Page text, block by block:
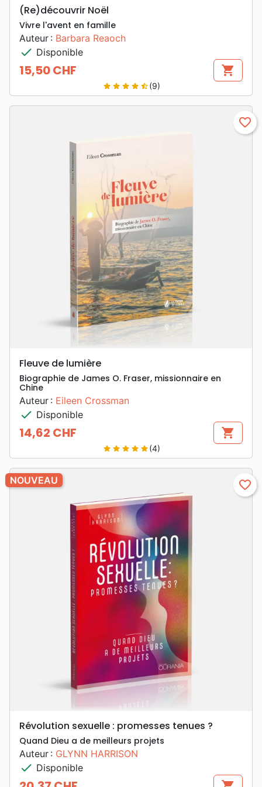
(Re)découvrir Noël
Vivre l'avent en famille
Auteur : Barbara Reaoch
check Disponible
Prix
15,50 CHF shopping_cart
star star star star star_half(9)
favorite_border
Fleuve de lumière
Biographie de James O. Fraser, missionnaire en
Chine
Auteur : Eileen Crossman
check Disponible
Prix
14,62 CHF shopping_cart
star star star star star(4)
NOUVEAU favorite_border
Révolution sexuelle : promesses tenues ?
Quand Dieu a de meilleurs projets
Auteur : GLYNN HARRISON
check Disponible